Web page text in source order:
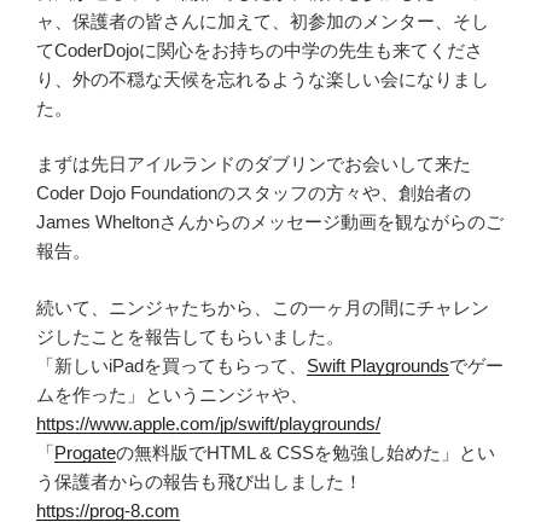
ャ、保護者の皆さんに加えて、初参加のメンター、そし
てCoderDojoに関心をお持ちの中学の先生も来てくださ
り、外の不穏な天候を忘れるような楽しい会になりまし
た。
まずは先日アイルランドのダブリンでお会いして来た
Coder Dojo Foundationのスタッフの方々や、創始者の
James Wheltonさんからのメッセージ動画を観ながらのご
報告。
続いて、ニンジャたちから、この一ヶ月の間にチャレン
ジしたことを報告してもらいました。
「新しいiPadを買ってもらって、 Swift Playgroundsでゲー
ムを作った」というニンジャや、
https://www.apple.com/jp/swift/playgrounds/
「Progateの無料版でHTML & CSSを勉強し始めた」とい
う保護者からの報告も飛び出しました！
https://prog-8.com